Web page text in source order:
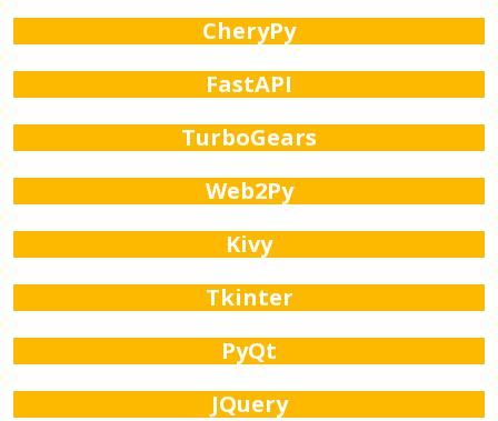
CheryPy
FastAPI
TurboGears
Web2Py
Kivy
Tkinter
PyQt
JQuery